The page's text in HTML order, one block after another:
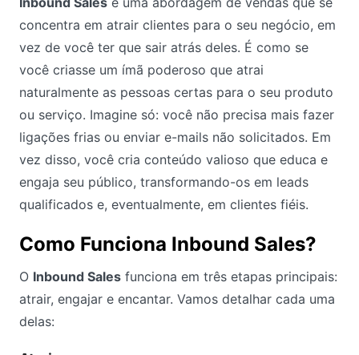
concentra em atrair clientes para o seu negócio, em
vez de você ter que sair atrás deles. É como se
você criasse um ímã poderoso que atrai
naturalmente as pessoas certas para o seu produto
ou serviço. Imagine só: você não precisa mais fazer
ligações frias ou enviar e-mails não solicitados. Em
vez disso, você cria conteúdo valioso que educa e
engaja seu público, transformando-os em leads
qualificados e, eventualmente, em clientes fiéis.
Como Funciona Inbound Sales?
O Inbound Sales funciona em três etapas principais:
atrair, engajar e encantar. Vamos detalhar cada uma
delas: